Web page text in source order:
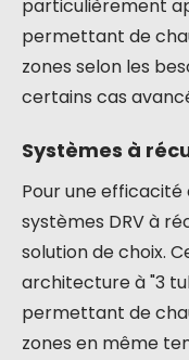
particulièrement
permettant de
zones selon les
certains cas
Systèmes à
Pour une efficacité
systèmes DRV à
solution de choix.
architecture à "3
permettant de
zones en même